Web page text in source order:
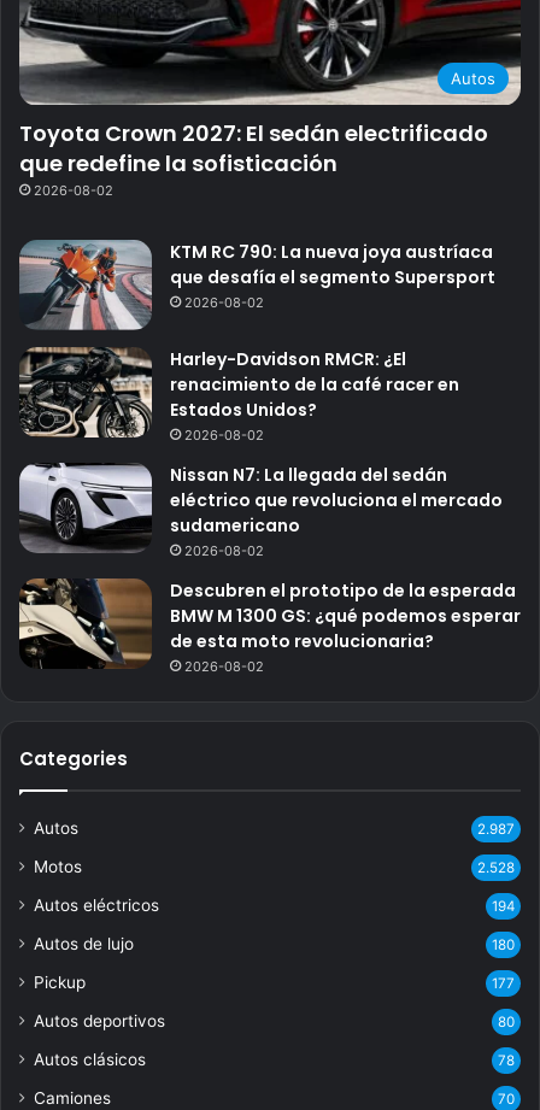
Autos
Toyota Crown 2027: El sedán electrificado
que redefine la sofisticación
2026-08-02
KTM RC 790: La nueva joya austríaca
que desafía el segmento Supersport
2026-08-02
Harley-Davidson RMCR: ¿El
renacimiento de la café racer en
Estados Unidos?
2026-08-02
Nissan N7: La llegada del sedán
eléctrico que revoluciona el mercado
sudamericano
2026-08-02
Descubren el prototipo de la esperada
BMW M 1300 GS: ¿qué podemos esperar
de esta moto revolucionaria?
2026-08-02
Categories
Autos 2.987
Motos 2.528
Autos eléctricos 194
Autos de lujo 180
Pickup 177
Autos deportivos 80
Autos clásicos 78
Camiones 70